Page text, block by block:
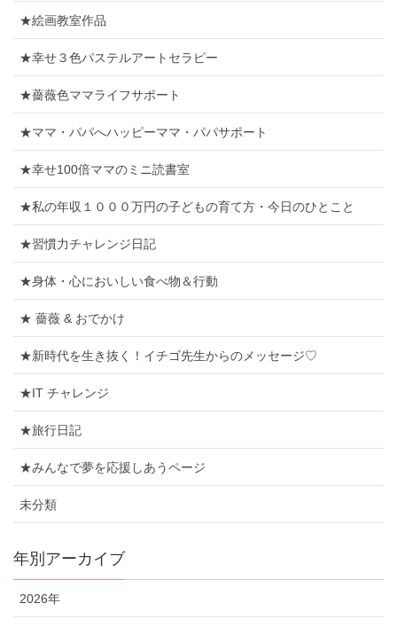
★絵画教室作品
★幸せ３色パステルアートセラピー
★薔薇色ママライフサポート
★ママ・パパへハッピーママ・パパサポート
★幸せ100倍ママのミニ読書室
★私の年収１０００万円の子どもの育て方・今日のひとこと
★習慣力チャレンジ日記
★身体・心においしい食べ物＆行動
★ 薔薇 & おでかけ
★新時代を生き抜く！イチゴ先生からのメッセージ♡
★IT チャレンジ
★旅行日記
★みんなで夢を応援しあうページ
未分類
年別アーカイブ
2026年